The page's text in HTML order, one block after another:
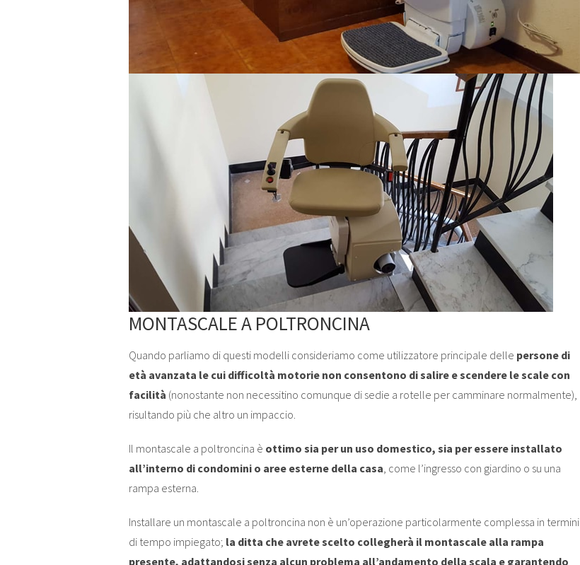
MONTASCALE A POLTRONCINA
Quando parliamo di questi modelli consideriamo come utilizzatore principale delle persone di
età avanzata le cui difficoltà motorie non consentono di salire e scendere le scale con
facilità (nonostante non necessitino comunque di sedie a rotelle per camminare normalmente),
risultando più che altro un impaccio.
Il montascale a poltroncina è ottimo sia per un uso domestico, sia per essere installato
all’interno di condomini o aree esterne della casa, come l’ingresso con giardino o su una
rampa esterna.
Installare un montascale a poltroncina non è un’operazione particolarmente complessa in termini
di tempo impiegato; la ditta che avrete scelto collegherà il montascale alla rampa
presente, adattandosi senza alcun problema all’andamento della scala e garantendo